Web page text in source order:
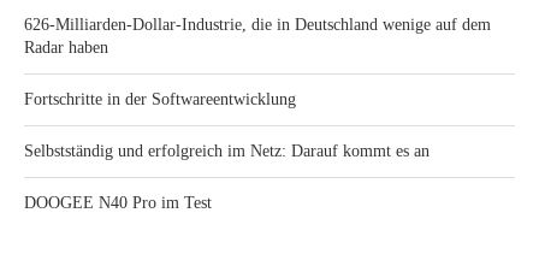
626-Milliarden-Dollar-Industrie, die in Deutschland wenige auf dem
Radar haben
Fortschritte in der Softwareentwicklung
Selbstständig und erfolgreich im Netz: Darauf kommt es an
DOOGEE N40 Pro im Test